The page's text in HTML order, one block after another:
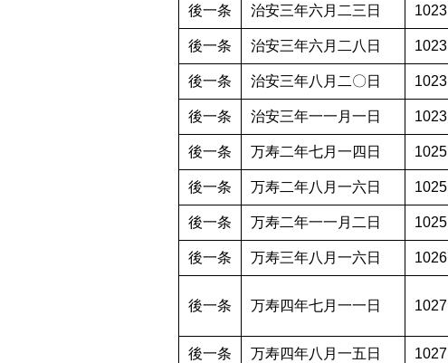
後一条 治安三年六月二三日 1023
後一条 治安三年六月二八日 1023
後一条 治安三年八月二〇日 1023
後一条 治安三年一一月一日 1023
後一条 万寿二年七月一四日 1025
後一条 万寿二年八月一六日 1025
後一条 万寿二年一一月二日 1025
後一条 万寿三年八月一六日 1026
後一条 万寿四年七月一一日 1027
後一条 万寿四年八月一五日 1027